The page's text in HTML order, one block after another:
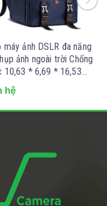
máy ảnh DSLR đa năng
ảnh ngoài trời Chống
10,63 * 6,69 * 16,53
hệ